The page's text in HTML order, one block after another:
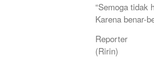
“Semoga tidak
Karena benar-
Reporter
(Ririn)